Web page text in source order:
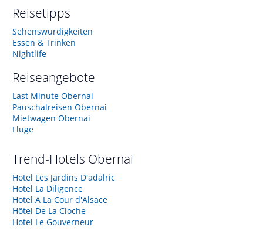
Reisetipps
Sehenswürdigkeiten
Essen & Trinken
Nightlife
Reiseangebote
Last Minute Obernai
Pauschalreisen Obernai
Mietwagen Obernai
Flüge
Trend-Hotels Obernai
Hotel Les Jardins D'adalric
Hotel La Diligence
Hotel A La Cour d'Alsace
Hôtel De La Cloche
Hotel Le Gouverneur